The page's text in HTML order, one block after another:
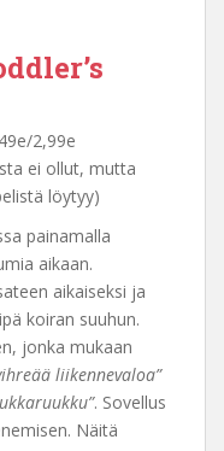
2,99e
ei ollut, mutta
löytyy)
painamalla
aikaan.
aikaiseksi ja
koiran suuhun.
jonka mukaan
liikennevaloa”
. Sovellus
Näitä